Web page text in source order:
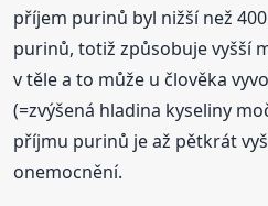
příjem purinů byl nižší než
purinů, totiž způsobuje vyšší
v těle a to může u člověka
(=zvýšená hladina kyseliny
příjmu purinů je až pětkrát
onemocnění.